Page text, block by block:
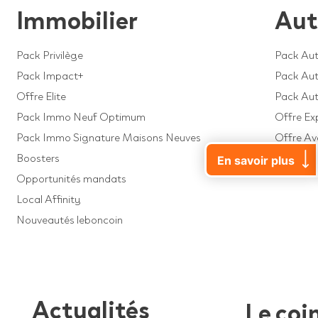
Immobilier
Pack Privilège
Pack Impact+
Offre Elite
Pack Immo Neuf Optimum
Pack Immo Signature Maisons Neuves
Boosters
Opportunités mandats
Local Affinity
Nouveautés leboncoin
Pack
Pack
Pack
Offre
Offre
Offre
Actualités
Le
En savoir plus